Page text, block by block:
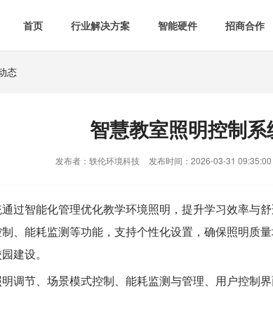
首页 行业解决方案
 空气监测方案
热门解决方案 
智能硬件

招商合作
态
智慧教室照明控制系
发布者：轶伦环境科技 发布时间：2026-03-31 09:35:00
过智能化管理优化教学环境照明，提升学习效率与舒
、能耗监测等功能，支持个性化设置，确保照明质
建设。
调节、场景模式控制、能耗监测与管理、用户控制界